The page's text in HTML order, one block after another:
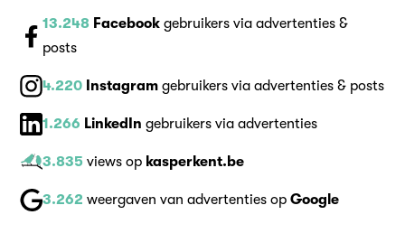
13.248 Facebook gebruikers via advertenties &
posts
4.220 Instagram gebruikers via advertenties & posts
1.266 LinkedIn gebruikers via advertenties
3.835 views op kasperkent.be
3.262 weergaven van advertenties op Google
Ook uw verkoop boosten met sterke